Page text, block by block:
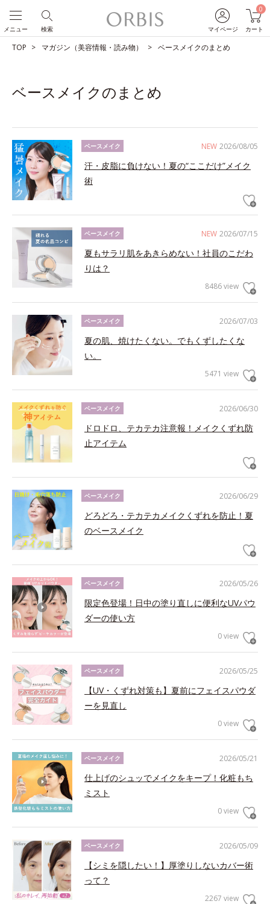
マイページ
0
カート
検索
メニュー
TOP マガジン（美容情報・読み物） ベースメイクのまとめ
ベースメイクのまとめ
NEW 2026/08/05
ベースメイク
汗・皮脂に負けない！夏の“ここだけ”メイク
術
NEW 2026/07/15
ベースメイク
夏もサラリ肌をあきらめない！社員のこだわ
りは？
8486 view
2026/07/03
ベースメイク
夏の肌、焼けたくない。でもくずしたくな
い。
5471 view
2026/06/30
ベースメイク
ドロドロ、テカテカ注意報！メイクくずれ防
止アイテム
2026/06/29
ベースメイク
どろどろ・テカテカメイクくずれを防止！夏
のベースメイク
2026/05/26
ベースメイク
限定色登場！日中の塗り直しに便利なUVパウ
ダーの使い方
0 view
2026/05/25
ベースメイク
【UV・くずれ対策も】夏前にフェイスパウダ
ーを見直し
0 view
2026/05/21
ベースメイク
仕上げのシュッでメイクをキープ！化粧もち
ミスト
0 view
2026/05/09
ベースメイク
【シミを隠したい！】厚塗りしないカバー術
って？
2267 view